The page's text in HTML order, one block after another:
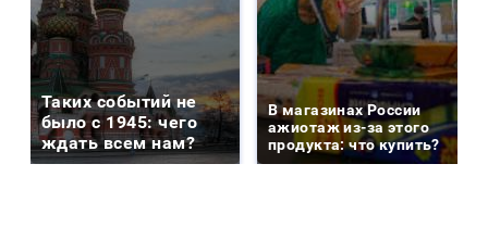
Таких событий не
было с 1945: чего
ждать всем нам?
В магазинах России
ажиотаж из-за этого
продукта: что купить?